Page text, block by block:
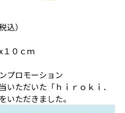
込）
１０ｃｍ
プロモーション
いただいた「ｈｉｒｏｋｉ．
いただきました。